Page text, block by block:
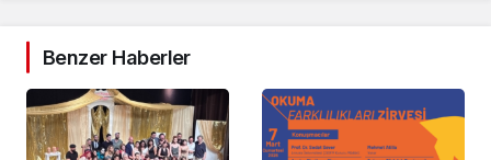
Benzer Haberler